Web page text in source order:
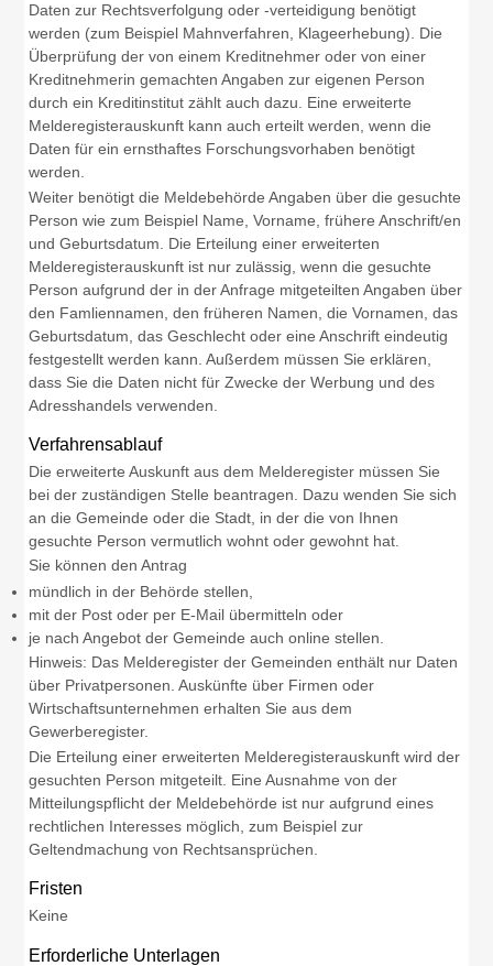
Daten zur Rechtsverfolgung oder -verteidigung benötigt
werden (zum Beispiel Mahnverfahren, Klageerhebung). Die
Überprüfung der von einem Kreditnehmer oder von einer
Kreditnehmerin gemachten Angaben zur eigenen Person
durch ein Kreditinstitut zählt auch dazu. Eine erweiterte
Melderegisterauskunft kann auch erteilt werden, wenn die
Daten für ein ernsthaftes Forschungsvorhaben benötigt
werden.
Weiter benötigt die Meldebehörde Angaben über die gesuchte
Person wie zum Beispiel Name, Vorname, frühere Anschrift/en
und Geburtsdatum. Die Erteilung einer erweiterten
Melderegisterauskunft ist nur zulässig, wenn die gesuchte
Person aufgrund der in der Anfrage mitgeteilten Angaben über
den Famliennamen, den früheren Namen, die Vornamen, das
Geburtsdatum, das Geschlecht oder eine Anschrift eindeutig
festgestellt werden kann. Außerdem müssen Sie erklären,
dass Sie die Daten nicht für Zwecke der Werbung und des
Adresshandels verwenden.
Verfahrensablauf
Die erweiterte Auskunft aus dem Melderegister müssen Sie
bei der zuständigen Stelle beantragen. Dazu wenden Sie sich
an die Gemeinde oder die Stadt, in der die von Ihnen
gesuchte Person vermutlich wohnt oder gewohnt hat.
Sie können den Antrag
mündlich in der Behörde stellen,
mit der Post oder per E-Mail übermitteln oder
je nach Angebot der Gemeinde auch online stellen.
Hinweis: Das Melderegister der Gemeinden enthält nur Daten
über Privatpersonen. Auskünfte über Firmen oder
Wirtschaftsunternehmen erhalten Sie aus dem
Gewerberegister.
Die Erteilung einer erweiterten Melderegisterauskunft wird der
gesuchten Person mitgeteilt. Eine Ausnahme von der
Mitteilungspflicht der Meldebehörde ist nur aufgrund eines
rechtlichen Interesses möglich, zum Beispiel zur
Geltendmachung von Rechtsansprüchen.
Fristen
Keine
Erforderliche Unterlagen